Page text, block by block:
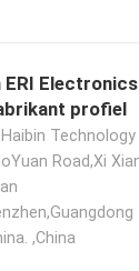
ERI Electronics
profiel
Technology
Road,Xi
,China